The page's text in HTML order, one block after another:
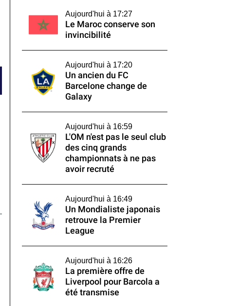
Aujourd'hui à 17:27
Le Maroc conserve son
invincibilité
Aujourd'hui à 17:20
Un ancien du FC
Barcelone change de
Galaxy
Aujourd'hui à 16:59
L'OM n'est pas le seul club
des cinq grands
championnats à ne pas
avoir recruté
Aujourd'hui à 16:49
Un Mondialiste japonais
retrouve la Premier
League
Aujourd'hui à 16:26
La première offre de
Liverpool pour Barcola a
été transmise